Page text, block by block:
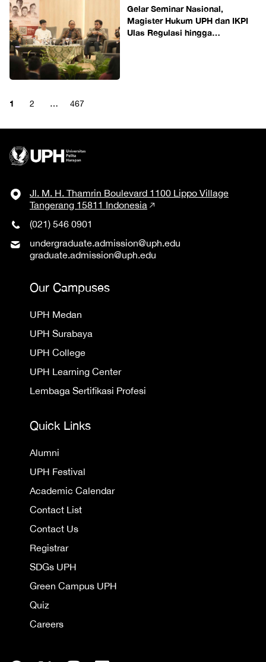
Gelar Seminar Nasional,
Magister Hukum UPH dan IKPI
Ulas Regulasi hingga
1 2 … 467
Jl. M. H. Thamrin Boulevard 1100 Lippo Village
Tangerang 15811 Indonesia
(021) 546 0901
undergraduate.admission@uph.edu
graduate.admission@uph.edu
Our Campuses
UPH Medan
UPH Surabaya
UPH College
UPH Learning Center
Lembaga Sertifikasi Profesi
Quick Links
Alumni
UPH Festival
Academic Calendar
Contact List
Contact Us
Registrar
SDGs UPH
Green Campus UPH
Quiz
Careers